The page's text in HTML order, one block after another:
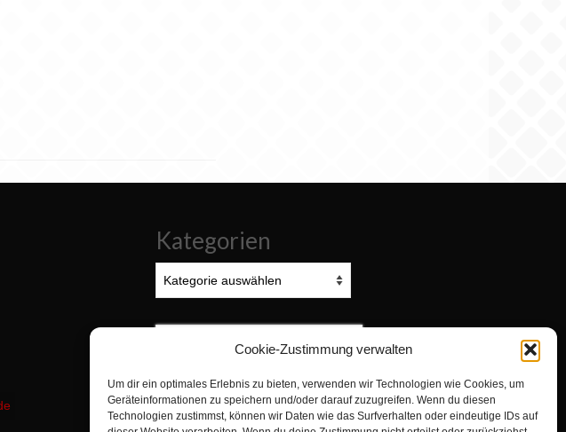
Cookie-Zustimmung verwalten
Um dir ein optimales Erlebnis zu bieten, verwenden wir Technologien wie Cookies, um
Geräteinformationen zu speichern und/oder darauf zuzugreifen. Wenn du diesen
Technologien zustimmst, können wir Daten wie das Surfverhalten oder eindeutige IDs auf
Kategorien
Zur Turnabteilung TVN wechseln